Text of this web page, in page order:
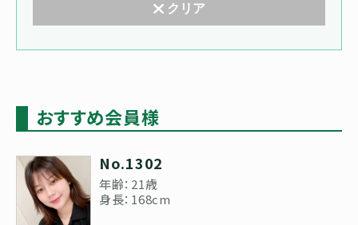
クリア
おすすめ会員様
No.1302
年齢：21歳
身長：168cm